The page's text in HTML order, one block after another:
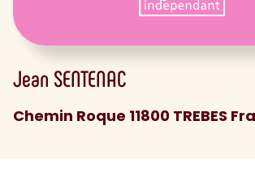
Jean SENTENAC
Chemin Roque 11800 TREBES